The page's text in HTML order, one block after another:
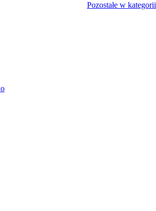
Pozostałe w kategorii